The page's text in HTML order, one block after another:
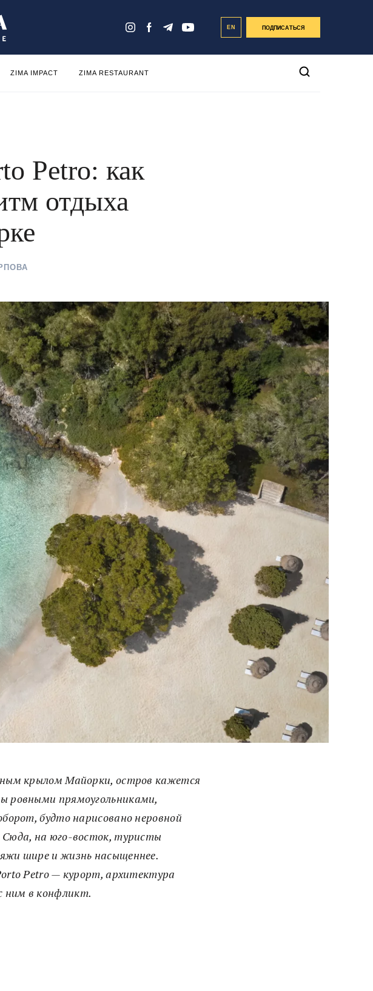
EN ПОДПИСАТЬСЯ
ZIMA IMPACT ZIMA RESTAURANT
Petro: как
отдыха
крылом Майорки, остров кажется
ровными прямоугольниками,
будто нарисовано неровной
Сюда, на юго-восток, туристы
шире и жизнь насыщеннее.
Petro — курорт, архитектура
ним в конфликт.